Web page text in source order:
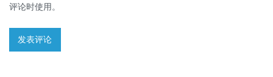
评论时使用。